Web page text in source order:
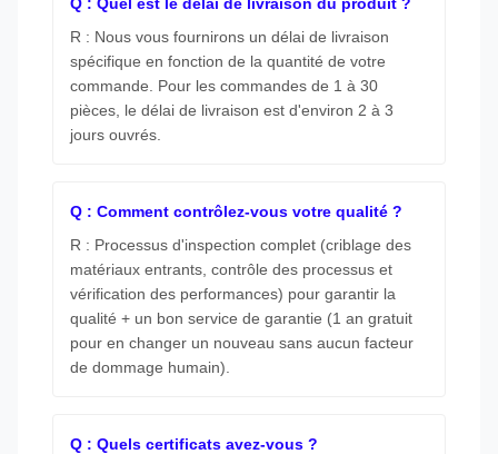
R : Nous vous fournirons un délai de livraison
spécifique en fonction de la quantité de votre
commande. Pour les commandes de 1 à 30
pièces, le délai de livraison est d'environ 2 à 3
jours ouvrés.
Q : Comment contrôlez-vous votre qualité ?
R : Processus d'inspection complet (criblage des
matériaux entrants, contrôle des processus et
vérification des performances) pour garantir la
qualité + un bon service de garantie (1 an gratuit
pour en changer un nouveau sans aucun facteur
de dommage humain).
Q : Quels certificats avez-vous ?